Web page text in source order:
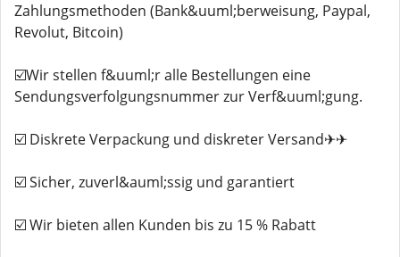
Zahlungsmethoden (Bank&uuml;berweisung, Paypal,
Revolut, Bitcoin)
☑️Wir stellen f&uuml;r alle Bestellungen eine
Sendungsverfolgungsnummer zur Verf&uuml;gung.
☑️ Diskrete Verpackung und diskreter Versand✈✈
☑️ Sicher, zuverl&auml;ssig und garantiert
☑️ Wir bieten allen Kunden bis zu 15 % Rabatt